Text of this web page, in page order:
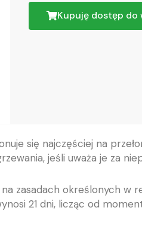
Kupuję dostęp do
się najczęściej na
jeśli uważa je za
na zasadach określonych
21 dni, licząc od